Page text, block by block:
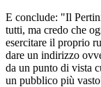
E conclude: "Il
tutti, ma credo che
esercitare il proprio
dare un indirizzo
da un punto di vista
un pubblico più